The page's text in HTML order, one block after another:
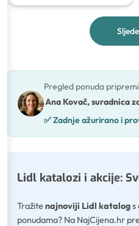
Pregled ponuda
Ana Kovač, suradnica
✅Zadnje ažurirano i
Lidl katalozi i akcije:
Tražitenajnoviji Lidl katalogs
ponudama? Na NajCijena.hr